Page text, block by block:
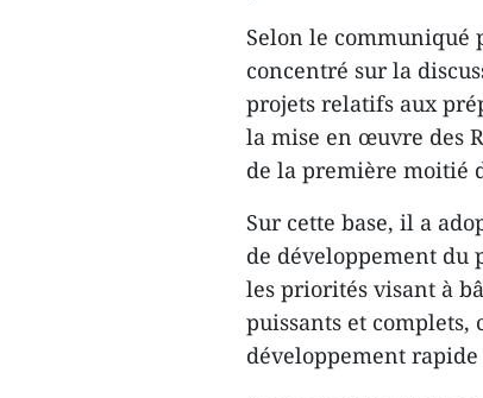
Selon le communiqué
concentré sur la
projets relatifs aux
la mise en œuvre des
de la première moitié
Sur cette base, il a
de développement
les priorités visant à
puissants et complets,
développement